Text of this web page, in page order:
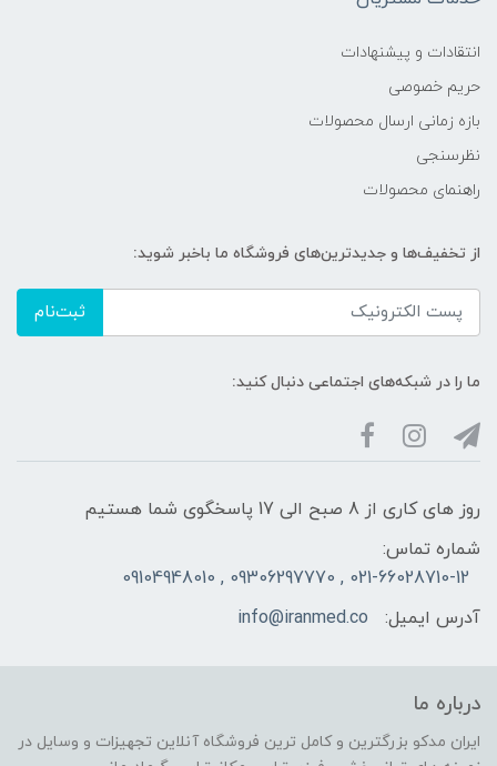
انتقادات و پیشنهادات
حریم خصوصی
بازه زمانی ارسال محصولات
نظرسنجی
راهنمای محصولات
از تخفیف‌ها و جدیدترین‌های فروشگاه ما باخبر شوید:
ثبت‌نام
ما را در شبکه‌های اجتماعی دنبال کنید:
روز های کاری از 8 صبح الی 17 پاسخگوی شما هستیم
شماره تماس:
021-66028710-12 , 09306297770 , 09104948010
آدرس ایمیل:
info@iranmed.co
درباره ما
ایران مدکو بزرگترین و کامل ترین فروشگاه آنلاین تجهیزات و وسایل در